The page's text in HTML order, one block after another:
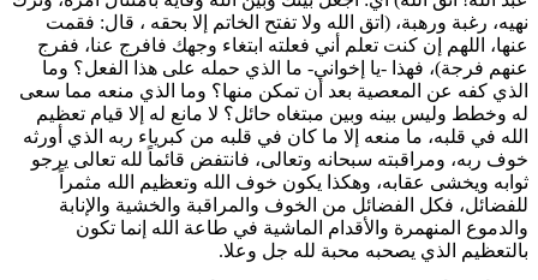
نهيه، رغبة ورهبة، ( اتق الله ولا تفتح الخاتم إلا بحقه ، قال: فقمت
عنها، اللهم إن كنت تعلم أني فعلته ابتغاء وجهك فافرج عنا، ففرج
عنهم فرجة)، فهذا -يا إخواني- ما الذي حمله على هذا الفعل؟ وما
الذي كفه عن المعصية بعد أن تمكن منها؟ وما الذي منعه مما سعى
له وخطط وليس بينه وبين مبتغاه حائل؟ لا مانع له إلا قيام تعظيم
الله في قلبه، ما منعه إلا ما كان في قلبه من كبرياء ربه الذي أورثه
خوف ربه، ومراقبته سبحانه وتعالى، فانتفض قائماً لله تعالى يرجو
ثوابه ويخشى عقابه، وهكذا يكون خوف الله وتعظيم الله مثمراً
للفضائل، فكل الفضائل من الخوف والمراقبة والخشية والإنابة
والدموع المنهمرة والأقدام الماشية في طاعة الله إنما تكون
بالتعظيم الذي يصحبه محبة لله جل وعلا.